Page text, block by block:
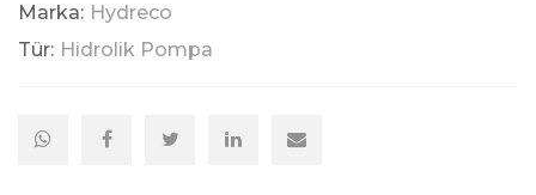
Marka: Hydreco
Tür: Hidrolik Pompa